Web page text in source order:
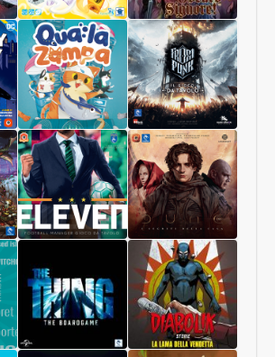
York
Cinque
Sì,
Oscuro
Signore
Luxastra
Qua
la
zampa
Frostpunk
DUNE:
SEGRETI
DELLA
CASA